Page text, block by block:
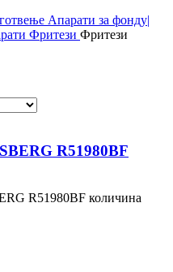
Апарати за фонду|
Фритези Фритези
R51980BF
R51980BF количина